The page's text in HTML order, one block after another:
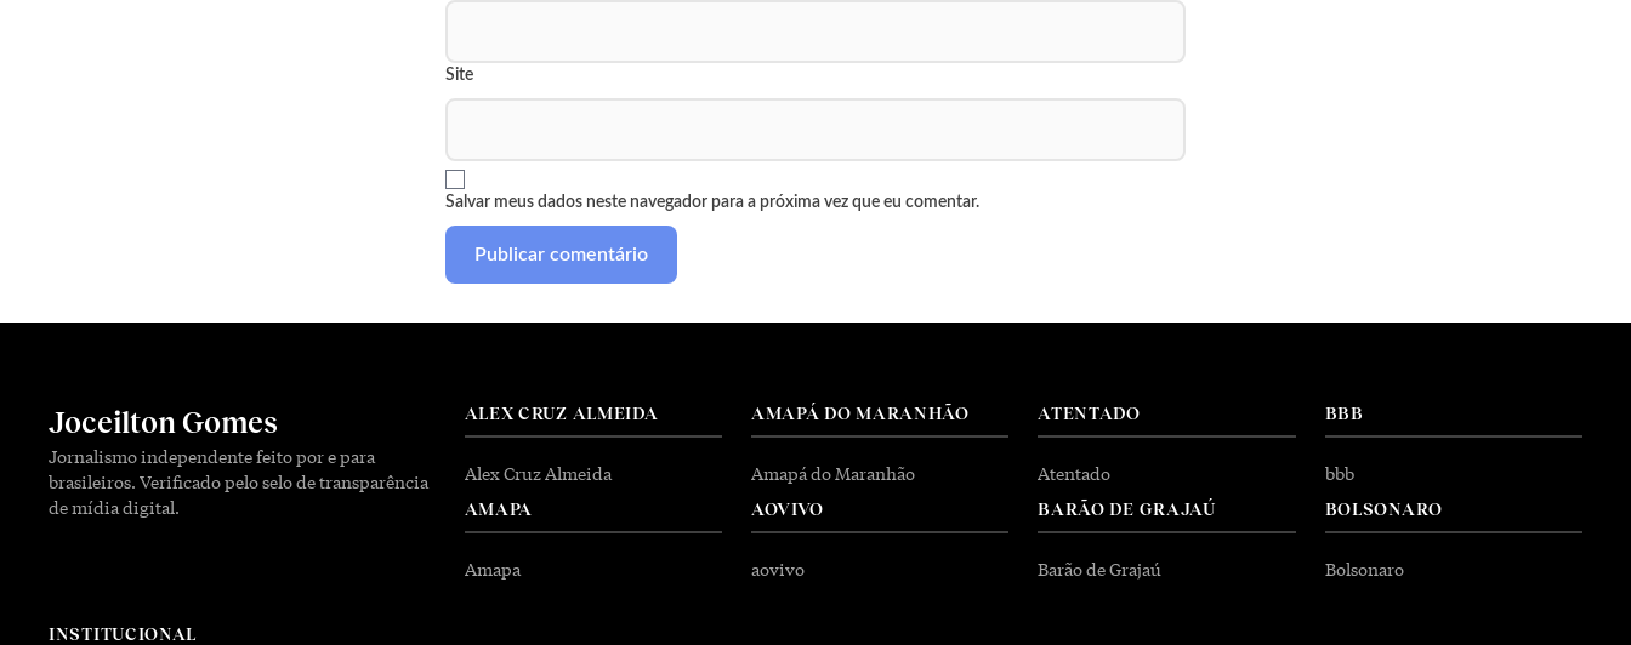
Site
Salvar meus dados neste navegador para a próxima vez que eu comentar.
Joceilton Gomes
Jornalismo independente feito por e para
brasileiros. Verificado pelo selo de transparência
de mídia digital.
ALEX CRUZ ALMEIDA
Alex Cruz Almeida
AMAPA
Amapa
AMAPÁ DO MARANHÃO
Amapá do Maranhão
AOVIVO
aovivo
ATENTADO
Atentado
BARÃO DE GRAJAÚ
Barão de Grajaú
BBB
bbb
BOLSONARO
Bolsonaro
INSTITUCIONAL